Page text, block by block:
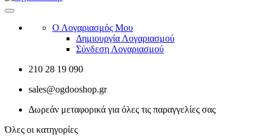
Ο Λογαριασμός Μου
Δημιουργία Λογαριασμού
Σύνδεση Λογαριασμού
210 28 19 090
sales@ogdooshop.gr
Δωρεάν μεταφορικά για όλες τις παραγγελίες σας
Όλες οι κατηγορίες